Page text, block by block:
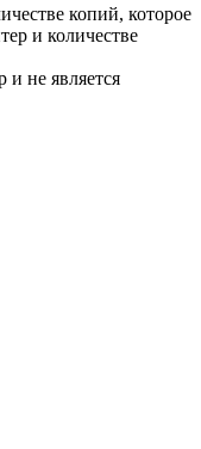
копий, которое
и количестве
и не является